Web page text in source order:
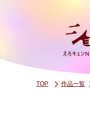
TOP 作品一覧